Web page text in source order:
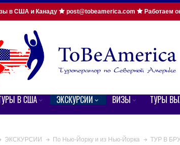
в США и Канаду post@tobeamerica.com Работаем
В США ЭКСКУРСИИ ВИЗЫ ТУРЫ
ЭКСКУРСИИ По Нью-Йорку и из Нью-Йорка ТУР В